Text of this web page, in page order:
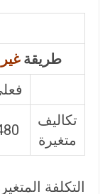
طريقةغير
تكاليف
متغيرة
التكلفة